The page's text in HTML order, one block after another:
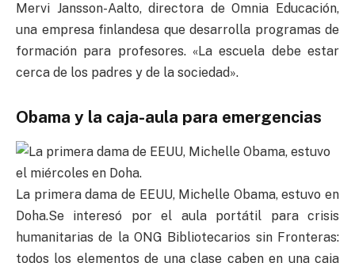
Mervi Jansson-Aalto, directora de Omnia Educación,
una empresa finlandesa que desarrolla programas de
formación para profesores. «La escuela debe estar
cerca de los padres y de la sociedad».
Obama y la caja-aula para emergencias
La primera dama de EEUU, Michelle Obama, estuvo en
Doha.Se interesó por el aula portátil para crisis
humanitarias de la ONG Bibliotecarios sin Fronteras:
todos los elementos de una clase caben en una caja